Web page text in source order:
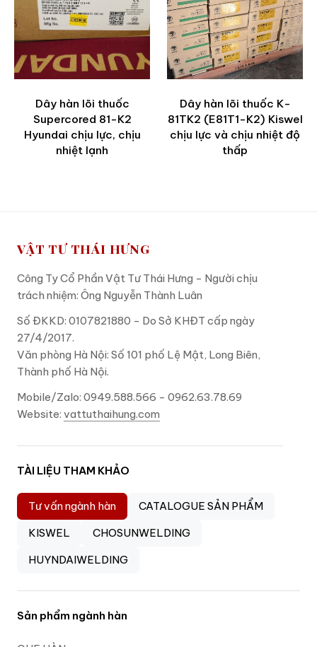
Dây hàn lõi thuốc
Supercored 81-K2
Hyundai chịu lực, chịu
nhiệt lạnh
Dây hàn lõi thuốc K-
81TK2 (E81T1-K2) Kiswel
chịu lực và chịu nhiệt độ
thấp
VẬT TƯ THÁI HƯNG
Công Ty Cổ Phần Vật Tư Thái Hưng - Người chịu
trách nhiệm: Ông Nguyễn Thành Luân
Số ĐKKD: 0107821880 - Do Sở KHĐT cấp ngày
27/4/2017.
Văn phòng Hà Nội: Số 101 phố Lệ Mật, Long Biên,
Thành phố Hà Nội.
Mobile/Zalo: 0949.588.566 - 0962.63.78.69
Website: vattuthaihung.com
TÀI LIỆU THAM KHẢO
Tư vấn ngành hàn
CATALOGUE SẢN PHẨM
KISWEL
CHOSUNWELDING
HUYNDAIWELDING
Sản phẩm ngành hàn